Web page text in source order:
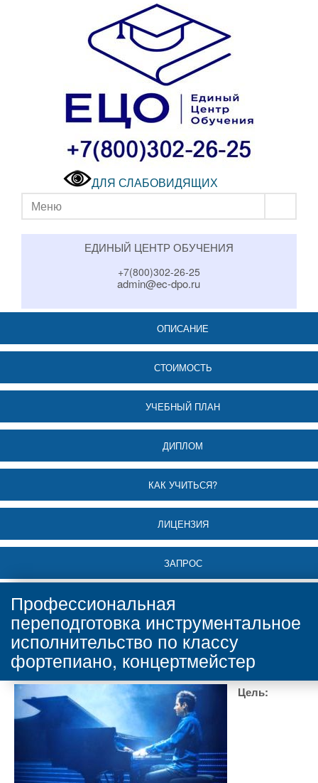
ДЛЯ СЛАБОВИДЯЩИХ
Меню
ЕДИНЫЙ ЦЕНТР ОБУЧЕНИЯ
+7(800)302-26-25
admin@ec-dpo.ru
ОПИСАНИЕ
СТОИМОСТЬ
УЧЕБНЫЙ ПЛАН
ДИПЛОМ
КАК УЧИТЬСЯ?
ЛИЦЕНЗИЯ
ЗАПРОС
Профессиональная
переподготовка инструментальное
исполнительство по классу
фортепиано, концертмейстер
Цель: